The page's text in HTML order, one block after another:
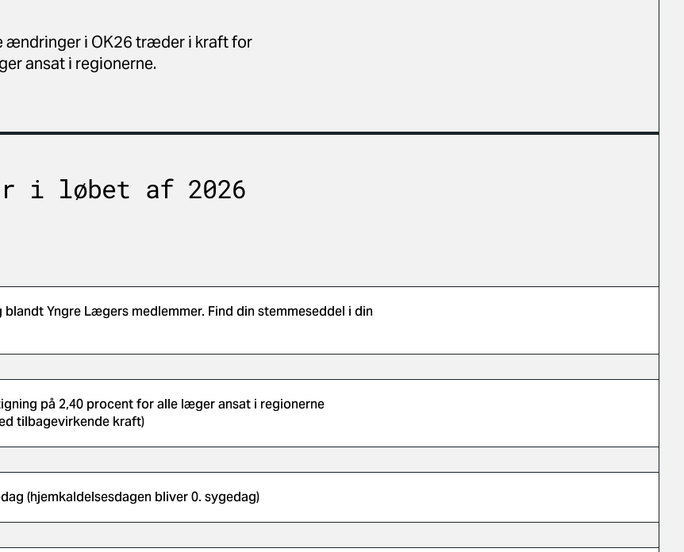
ændringer i OK26 træder i kraft for
ansat i regionerne.
i løbet af 2026
blandt Yngre Lægers medlemmer. Find din stemmeseddel i din
på 2,40 procent for alle læger ansat i regionerne
tilbagevirkende kraft)
(hjemkaldelsesdagen bliver 0. sygedag)